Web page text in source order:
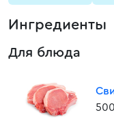
Ингредиенты
Для блюда